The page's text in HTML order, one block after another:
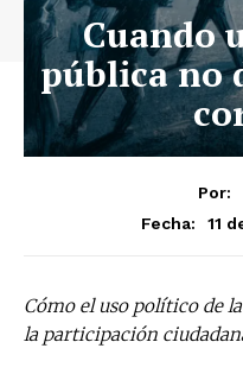
Cuando
pública no
Por:
Fecha:
11
Cómo el uso político de
la participación